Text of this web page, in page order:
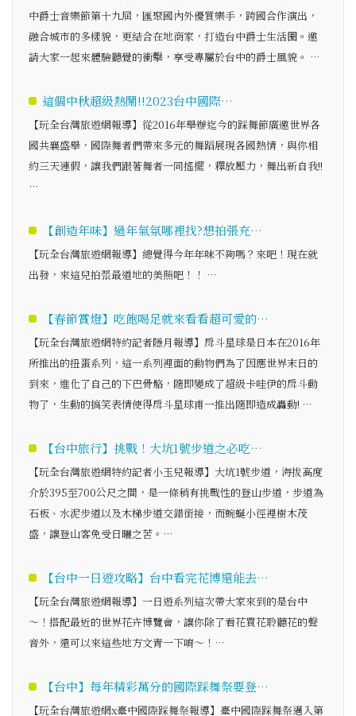
中爵士音樂節第十九屆，匯聚國內外優質樂手，跨國合作演出，
融合城市的多樣貌，更結合在地商家，打造台中爵士生活圈。邀
請大家一起來體驗聽覺的衝擊，享受專屬於台中的爵士風貌。 …
這個中秋超級熱鬧!!2023台中國際…
【玩全台灣旅遊網報導】從2016年舉辦迄今的踩舞節廣邀世界各
國共襄盛舉，國際舞者們帶來多元的舞蹈展現各國熱情，與你相
約三天連假，讓我們跟著舞者一同搖擺，釋放壓力，舞出新自我!!
…
【創造年味】過年氣氛哪裡找?想拍張充…
【玩全台灣旅遊網報導】總覺得今年年味不夠嗎？來吧！現在就
出發，來這兒拍張最道地的美照吧！！ …
【春節賞燈】吃飽喝足就來看看超可愛的…
【玩全台灣旅遊網特約記者隱月報導】戽斗星球是日本在2016年
所推出的扭蛋系列，這一系列裡面的動物們為了因應世界末日的
到來，進化了自己的下巴骨骼，隨即變成了超級卡哇伊的戽斗動
物了，生動的搞笑表情使得戽斗星球甫一推出隨即造成轟動! …
【台中旅行】挑戰！大坑1號步道之必吃…
【玩全台灣旅遊網特約記者小玉兒報導】大坑1號步道，海拔高度
介於395至700公尺之間，是一條稍有挑戰性的登山步道，步道為
石板、水泥步道以及木梯步道交錯銜接，而蜿蜒小徑裡樹木茂
盛，讓登山客免受日曬之苦。…
【台中一日遊攻略】台中看完花博還能去…
【玩全台灣旅遊網報導】一日遊系列這次帶大家來到的是台中
～！搭配最近的世界花卉博覽會，讓你除了看花買花聆聽花的聲
音外，還可以來這些地方文青一下唷～！…
【台中】每年精彩萬分的國際踩舞祭要登…
【玩全台灣旅遊網x臺中國際踩舞祭報導】臺中國際踩舞祭邁入第